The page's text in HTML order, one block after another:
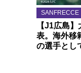
SANFRECCE
【J1広島
表。海外移
の選手とし